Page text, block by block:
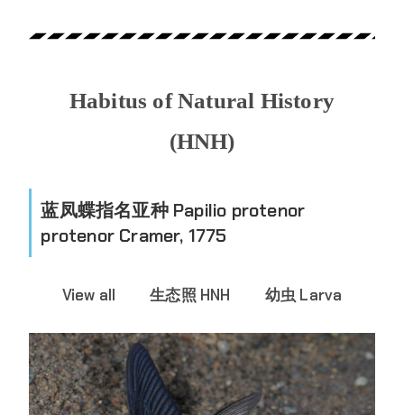
Habitus of Natural History
(HNH)
蓝凤蝶指名亚种 Papilio protenor
protenor Cramer, 1775
View all 生态照 HNH 幼虫 Larva